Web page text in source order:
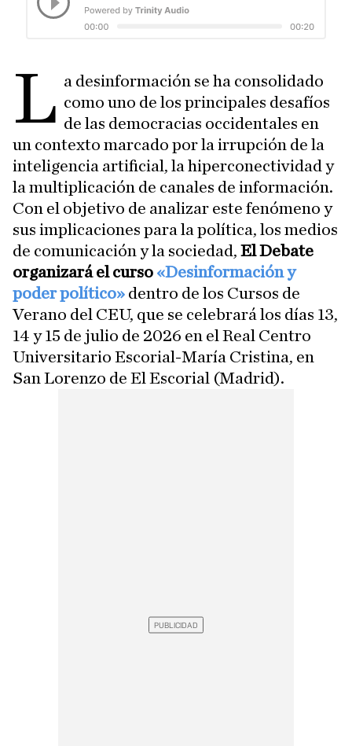
L a desinformación se ha consolidado
como uno de los principales desafíos
de las democracias occidentales en
un contexto marcado por la irrupción de la
inteligencia artificial, la hiperconectividad y
la multiplicación de canales de información.
Con el objetivo de analizar este fenómeno y
sus implicaciones para la política, los medios
de comunicación y la sociedad, El Debate
organizará el curso «Desinformación y
poder político» dentro de los Cursos de
Verano del CEU, que se celebrará los días 13,
14 y 15 de julio de 2026 en el Real Centro
Universitario Escorial-María Cristina, en
San Lorenzo de El Escorial (Madrid).